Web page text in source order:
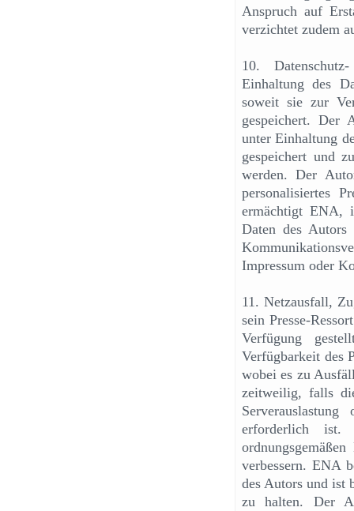
Anspruch auf
verzichtet zudem
10.
Einhaltung des
soweit sie zur
gespeichert. Der
unter Einhaltung
gespeichert und
werden. Der
personalisiertes
ermächtigt ENA,
Daten des Autors
Impressum oder
11. Netzausfall,
sein Presse-
Verfügung
Verfügbarkeit des
wobei es zu
zeitweilig, falls
erforderlich ist.
verbessern. ENA
des Autors und ist
zu halten. Der